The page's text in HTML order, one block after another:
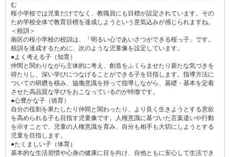
む
桜小学校では児童だけでなく、教職員にも目標が設定されています。その
ため学校全体で教育目標を達成しようという意気込みが感じられますね。
＜校訓＞
南区の桜小学校の校訓は、「明るい心であいさつができる桜っ子」です。
校訓を達成するために、次のような児童像を設定しています。
●よく考える子（知育）
仲間と関わりながら主体的に考え、創造をふくらませたり新たな気づきを
得たりし、深い学びにつなげることができる子を目指します。指導方法に
ついての研鑽を積み、協働意識を持って指導しながら、基礎・基本を定着
させた高品質な学びをおこなっているのが特徴です。
●心豊かな子（徳育）
自分の役割を果たしたり仲間と関わったり、より良く生きようとする意欲
を高められる子も目指す児童像です。人権意識に基づいた言葉遣いや行動
を示すことで、児童の人権意識を育み、自分も相手も大切にしようとする
児童を目指します。
●たくましい子（体育）
基本的な生活習慣や心身の健康に目を向け、自他ともに安心して生活でき